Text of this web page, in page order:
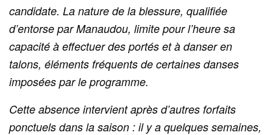
candidate. La nature de la blessure, qualifiée
d’entorse par Manaudou, limite pour l’heure sa
capacité à effectuer des portés et à danser en
talons, éléments fréquents de certaines danses
imposées par le programme.
Cette absence intervient après d’autres forfaits
ponctuels dans la saison : il y a quelques semaines,